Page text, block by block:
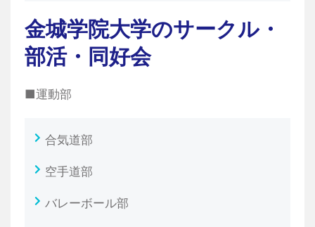
金城学院大学のサークル・
部活・同好会
■運動部
合気道部
空手道部
バレーボール部